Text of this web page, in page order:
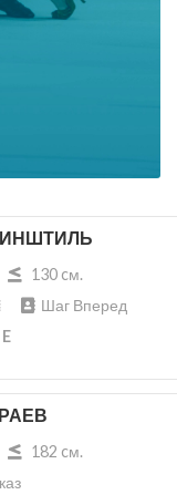
130 cм.
Шаг Вперед
E
182 cм.